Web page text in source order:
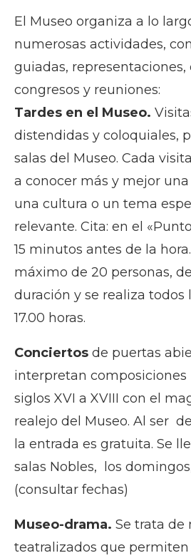
El Museo organiza a lo
numerosas actividades,
guiadas, representaciones,
congresos y reuniones:
Tardes en el Museo.
distendidas y coloquiales,
salas del Museo. Cada
a conocer más y mejor
una cultura o un tema
relevante. Cita: en el
15 minutos antes de la hora.
máximo de 20 personas,
duración y se realiza todos
17.00 horas.
Conciertos de puertas
interpretan composiciones
siglos XVI a XVIII con el
realejo del Museo. Al ser
la entrada es gratuita. Se
salas Nobles, los d
(consultar fechas)
Museo-drama. Se trata de
teatralizados que